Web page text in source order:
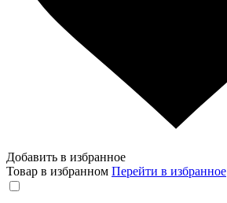
Добавить в избранное
Товар в избранном Перейти в избранное